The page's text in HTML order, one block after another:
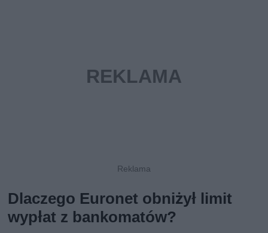
Dlaczego Euronet obniżył limit
wypłat z bankomatów?